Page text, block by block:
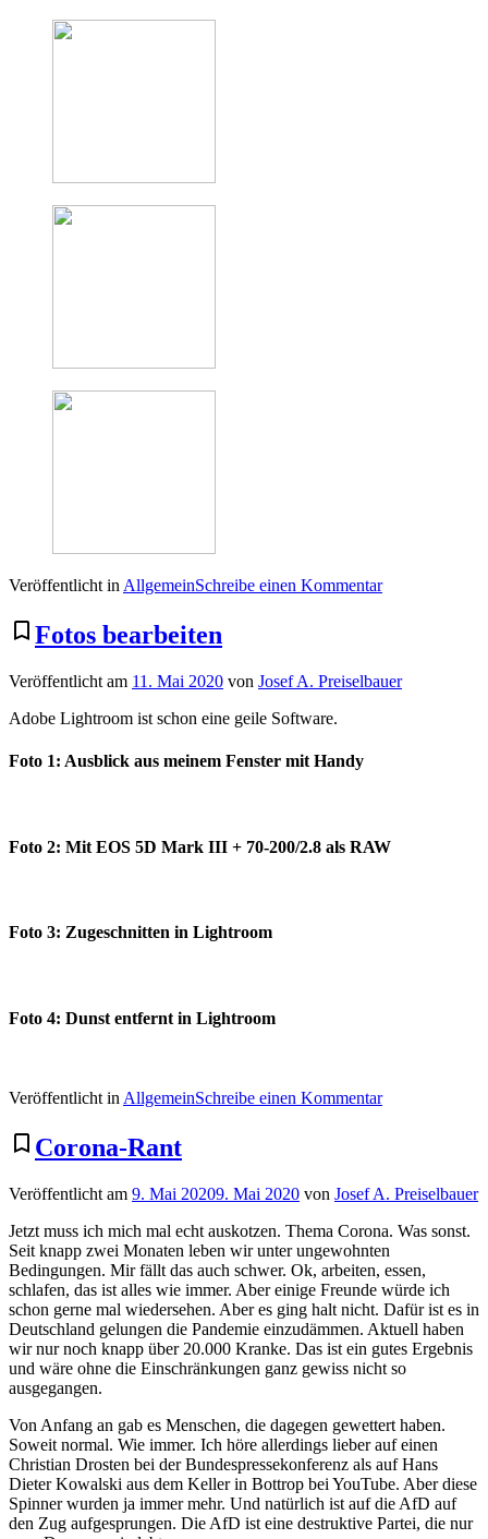
Veröffentlicht in AllgemeinSchreibe einen Kommentarzu
2020
bookmark_border Fotos bearbeiten
Veröffentlicht am 11. Mai 2020 von Josef A. Preiselbauer
Adobe Lightroom ist schon eine geile Software.
Foto 1: Ausblick aus meinem Fenster mit Handy
Foto 2: Mit EOS 5D Mark III + 70-200/2.8 als RAW
Foto 3: Zugeschnitten in Lightroom
Foto 4: Dunst entfernt in Lightroom
Veröffentlicht in AllgemeinSchreibe einen Kommentarzu
bookmark_border Corona-Rant
Veröffentlicht am 9. Mai 20209. Mai 2020 von Josef A. Preiselbauer
Jetzt muss ich mich mal echt auskotzen. Thema Corona. Was sonst.
Seit knapp zwei Monaten leben wir unter ungewohnten
Bedingungen. Mir fällt das auch schwer. Ok, arbeiten, essen,
schlafen, das ist alles wie immer. Aber einige Freunde würde ich
schon gerne mal wiedersehen. Aber es ging halt nicht. Dafür ist es in
Deutschland gelungen die Pandemie einzudämmen. Aktuell haben
wir nur noch knapp über 20.000 Kranke. Das ist ein gutes Ergebnis
und wäre ohne die Einschränkungen ganz gewiss nicht so
ausgegangen.
Von Anfang an gab es Menschen, die dagegen gewettert haben.
Soweit normal. Wie immer. Ich höre allerdings lieber auf einen
Christian Drosten bei der Bundespressekonferenz als auf Hans
Dieter Kowalski aus dem Keller in Bottrop bei YouTube. Aber diese
Spinner wurden ja immer mehr. Und natürlich ist auf die AfD auf
den Zug aufgesprungen. Die AfD ist eine destruktive Partei, die nur